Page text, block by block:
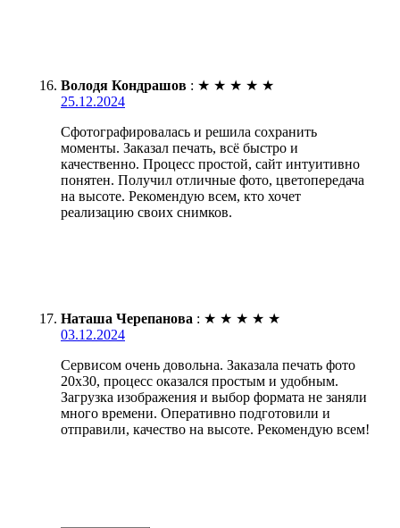
Володя Кондрашов : ★ ★ ★ ★ ★
25.12.2024
Сфотографировалась и решила сохранить
моменты. Заказал печать, всё быстро и
качественно. Процесс простой, сайт интуитивно
понятен. Получил отличные фото, цветопередача
на высоте. Рекомендую всем, кто хочет
реализацию своих снимков.
Наташа Черепанова : ★ ★ ★ ★ ★
03.12.2024
Сервисом очень довольна. Заказала печать фото
20х30, процесс оказался простым и удобным.
Загрузка изображения и выбор формата не заняли
много времени. Оперативно подготовили и
отправили, качество на высоте. Рекомендую всем!